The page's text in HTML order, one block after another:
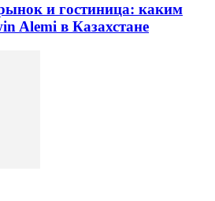
и гостиница: каким
Alemi в Казахстане